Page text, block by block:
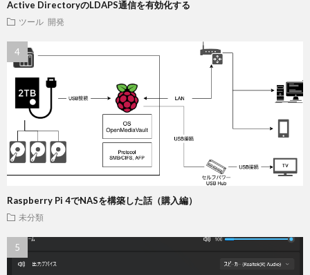
Active DirectoryのLDAPS通信を有効化する
ツール 開発
Raspberry Pi 4でNASを構築した話（購入編）
未分類